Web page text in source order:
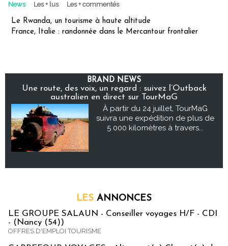
News Les + lus Les + commentés
Le Rwanda, un tourisme à haute altitude
France, Italie : randonnée dans le Mercantour frontalier
BRAND NEWS
Une route, des voix, un regard : suivez l’Outback
australien en direct sur TourMaG
À partir du 24 juillet, TourMaG
suivra une expédition de plus de
5 000 kilomètres à travers...
LES ANNONCES
LE GROUPE SALAUN - Conseiller voyages H/F - CDI
- (Nancy (54))
OFFRES D'EMPLOI TOURISME